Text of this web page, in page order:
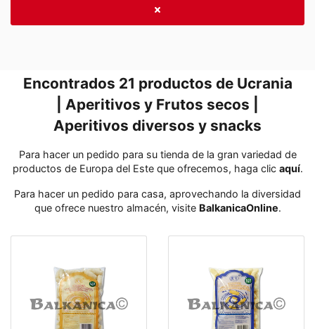
Encontrados 21 productos de Ucrania
| Aperitivos y Frutos secos |
Aperitivos diversos y snacks
Para hacer un pedido para su tienda de la gran variedad de
productos de Europa del Este que ofrecemos, haga clic aquí․
Para hacer un pedido para casa, aprovechando la diversidad
que ofrece nuestro almacén, visite BalkanicaOnline․